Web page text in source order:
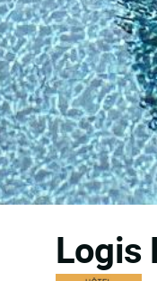
Logis